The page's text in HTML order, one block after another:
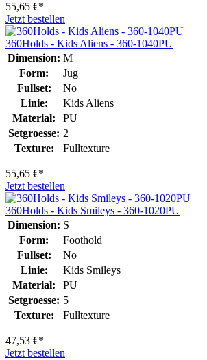
55,65 €*
Jetzt bestellen
360Holds - Kids Aliens - 360-1040PU
Dimension: M
Form:
Jug
Fullset:
No
Linie:
Kids Aliens
Material:
PU
Setgroesse: 2
Texture:
Fulltexture
55,65 €*
Jetzt bestellen
360Holds - Kids Smileys - 360-1020PU
Dimension: S
Form:
Foothold
Fullset:
No
Linie:
Kids Smileys
Material:
PU
Setgroesse: 5
Texture:
Fulltexture
47,53 €*
Jetzt bestellen